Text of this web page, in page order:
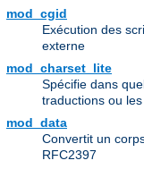
mod_cgid
Exécution des
externe
mod_charset_lite
Spécifie dans
traductions ou
mod_data
Convertit un
RFC2397